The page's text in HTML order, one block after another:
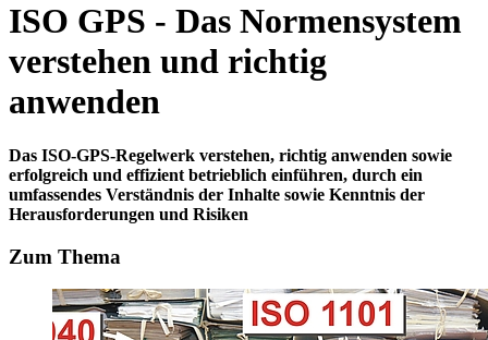
ISO GPS - Das Normensystem
verstehen und richtig
anwenden
Das ISO-GPS-Regelwerk verstehen, richtig anwenden sowie
erfolgreich und effizient betrieblich einführen, durch ein
umfassendes Verständnis der Inhalte sowie Kenntnis der
Herausforderungen und Risiken
Zum Thema